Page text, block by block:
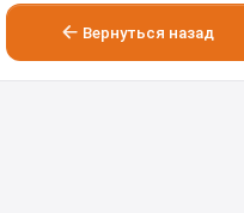
Вернуться назад